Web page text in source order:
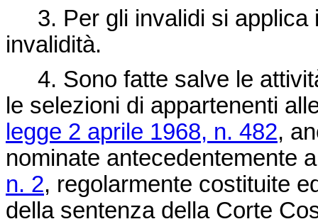
3. Per gli invalidi si applica
invalidità.
4. Sono fatte salve le
le selezioni di appartenenti
legge 2 aprile 1968, n. 482,
nominate antecedentemente
n. 2, regolarmente costituite
della sentenza della Corte